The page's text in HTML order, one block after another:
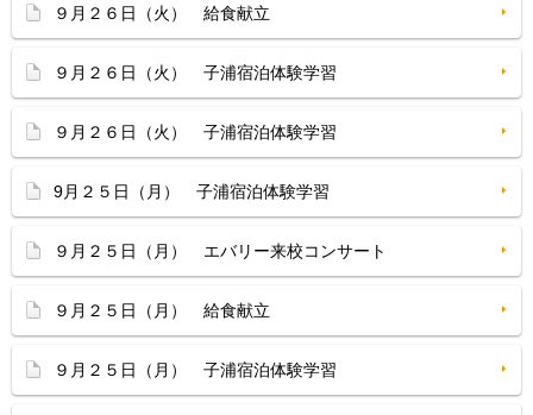
９月２６日（火） 給食献立
９月２６日（火） 子浦宿泊体験学習
９月２６日（火） 子浦宿泊体験学習
9月２５日（月） 子浦宿泊体験学習
９月２５日（月） エバリー来校コンサート
９月２５日（月） 給食献立
９月２５日（月） 子浦宿泊体験学習